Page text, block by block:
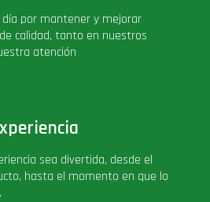
por mantener y mejorar
calidad, tanto en nuestros
atención
sea divertida, desde el
hasta el momento en que lo